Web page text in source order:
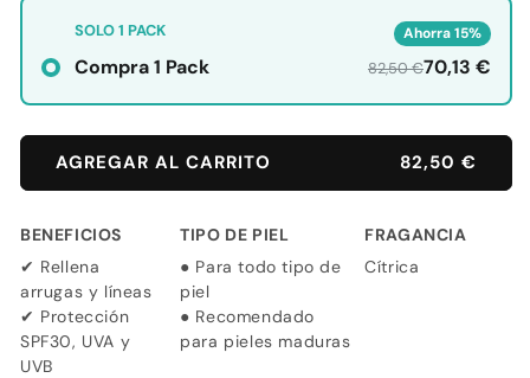
AGREGAR AL CARRITO 82,50 €
BENEFICIOS
✔ Rellena
arrugas y líneas
✔ Protección
SPF30, UVA y
UVB
TIPO DE PIEL
● Para todo tipo de
piel
● Recomendado
para pieles maduras
FRAGANCIA
Cítrica